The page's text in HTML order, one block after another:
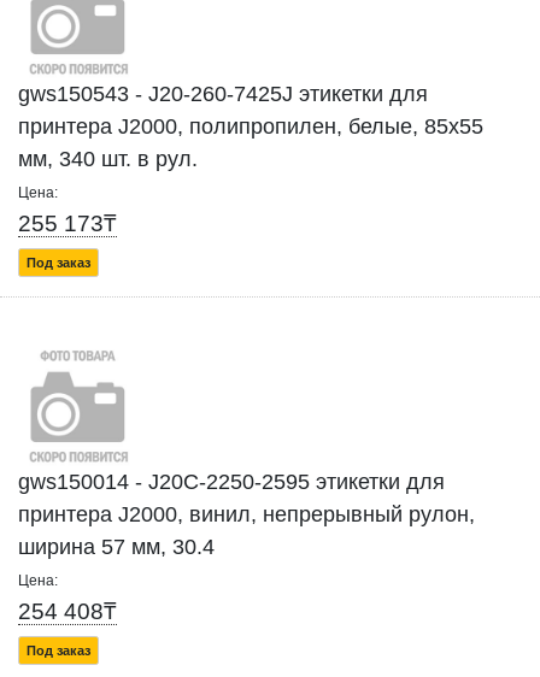
gws150543 - J20-260-7425J этикетки для
принтера J2000, полипропилен, белые, 85х55
мм, 340 шт. в рул.
Цена:
255 173₸
Под заказ
gws150014 - J20C-2250-2595 этикетки для
принтера J2000, винил, непрерывный рулон,
ширина 57 мм, 30.4
Цена:
254 408₸
Под заказ